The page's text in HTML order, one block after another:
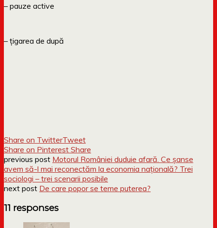
– pauze active
– țigarea de după
Share on TwitterTweet
Share on Pinterest Share
previous post Motorul României duduie afară. Ce șanse
avem să-l mai reconectăm la economia națională? Trei
sociologi – trei scenarii posibile
next post De care popor se teme puterea?
11 responses